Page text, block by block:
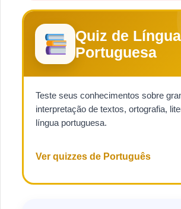
Quiz de Língua
Portuguesa
Teste seus conhecimentos sobre
interpretação de textos, ortografia,
língua portuguesa.
Ver quizzes de Português